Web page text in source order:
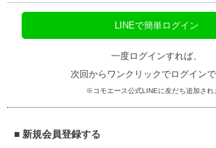
LINEで簡単ログイン
一度ログインすれば、
次回からワンクリックでログイン
※コモエース公式LINEに友だち追加され
■ 新規会員登録する